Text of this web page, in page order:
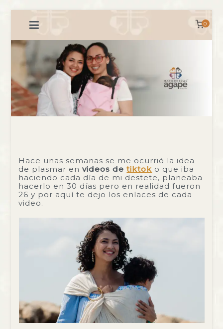
contenido
0
Hace unas semanas se me ocurrió la idea
de plasmar envideos detiktok o que iba
haciendo cada día de mi destete, planeaba
hacerlo en 30 días pero en realidad fueron
26 y por aquí te dejo los enlaces de cada
video.